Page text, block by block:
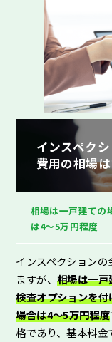
インスペク
費用の相場
相場は一戸建ての
は4～5万円程度
インスペクション
ますが、 相場は一
検査オプションを
場合は4～5万円程度
格であり、基本料